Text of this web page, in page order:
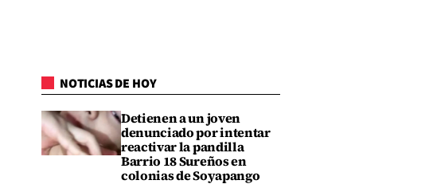
NOTICIAS DE HOY
Detienen a un joven
denunciado por intentar
reactivar la pandilla
Barrio 18 Sureños en
colonias de Soyapango